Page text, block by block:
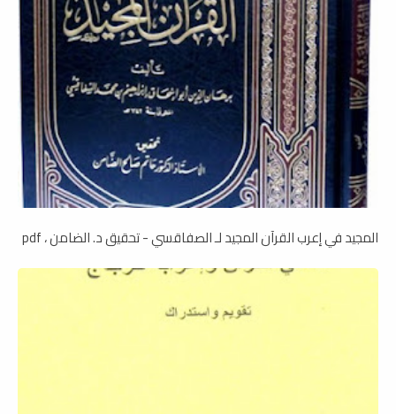
المجيد في إعرب القرآن المجيد لـ الصفاقسي - تحقيق د. الضامن ، pdf